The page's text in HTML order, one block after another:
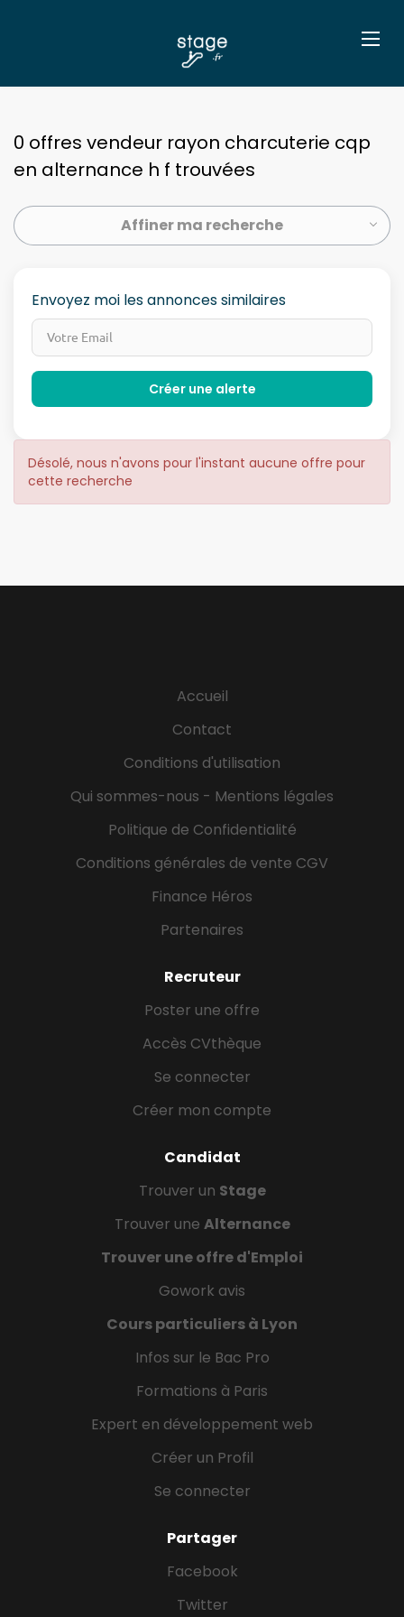
0 offres vendeur rayon charcuterie cqp
en alternance h f trouvées
Affiner ma recherche
Envoyez moi les annonces similaires
Désolé, nous n'avons pour l'instant aucune offre pour
cette recherche
Accueil
Contact
Conditions d'utilisation
Qui sommes-nous - Mentions légales
Politique de Confidentialité
Conditions générales de vente CGV
Finance Héros
Partenaires
Recruteur
Poster une offre
Accès CVthèque
Se connecter
Créer mon compte
Candidat
Trouver un Stage
Trouver une Alternance
Trouver une offre d'Emploi
Gowork avis
Cours particuliers à Lyon
Infos sur le Bac Pro
Formations à Paris
Expert en développement web
Créer un Profil
Se connecter
Partager
Facebook
Twitter